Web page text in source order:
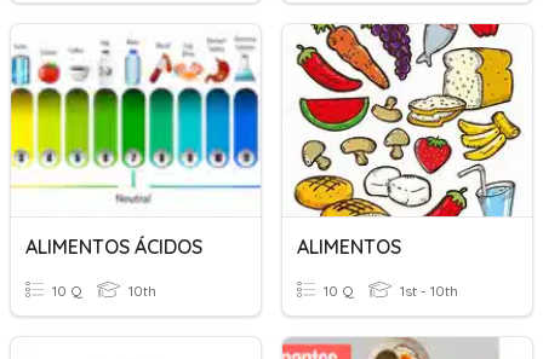
ALIMENTOS ÁCIDOS
10 Q 10th
ALIMENTOS
10 Q 1st - 10th